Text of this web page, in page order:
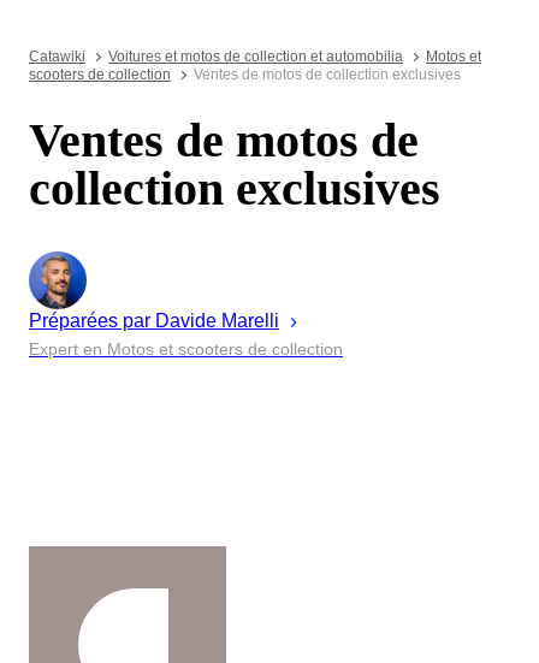
Catawiki Voitures et motos de collection et automobilia
Motos et
scooters de collection
Ventes de motos de collection exclusives
Ventes de motos de
collection exclusives
Préparées par Davide Marelli
Expert en Motos et scooters de collection